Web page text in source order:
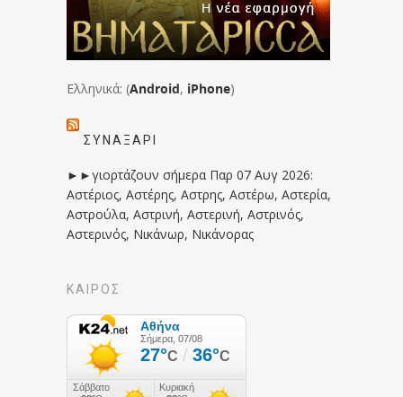
Ελληνικά: (Android, iPhone)
ΣΥΝΑΞΆΡΙ
►►γιορτάζουν σήμερα Παρ 07 Αυγ 2026:
Αστέριος, Αστέρης, Αστρης, Αστέρω, Αστερία,
Αστρούλα, Αστρινή, Αστερινή, Αστρινός,
Αστερινός, Νικάνωρ, Νικάνορας
ΚΑΙΡΟΣ